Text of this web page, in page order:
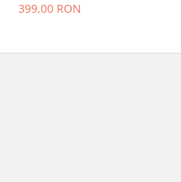
399,00 RON